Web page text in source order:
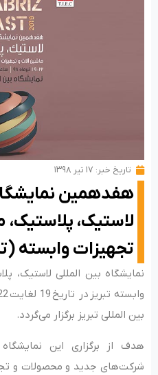
تاریخ خبر: ۱۷ تیر ۱۳۹۸
هفدهمین
لاستیک، پلاستیک،
تجهیزات وابسته
نمایشگاه بین المللی لاستیک،
بین المللی تبریز برگزار می‌گردد.
هدف از برگزاری این
شرکت‌های جدید و محصولات و